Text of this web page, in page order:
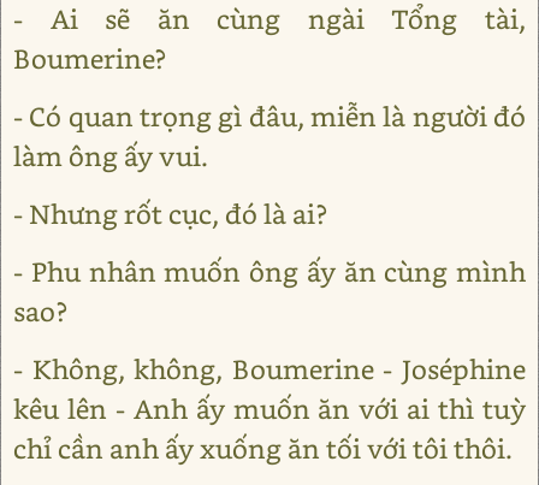
- Ai sẽ ăn cùng ngài Tổng tài,
Boumerine?
- Có quan trọng gì đâu, miễn là người đó
làm ông ấy vui.
- Nhưng rốt cục, đó là ai?
- Phu nhân muốn ông ấy ăn cùng mình
sao?
- Không, không, Boumerine - Joséphine
kêu lên - Anh ấy muốn ăn với ai thì tuỳ
chỉ cần anh ấy xuống ăn tối với tôi thôi.